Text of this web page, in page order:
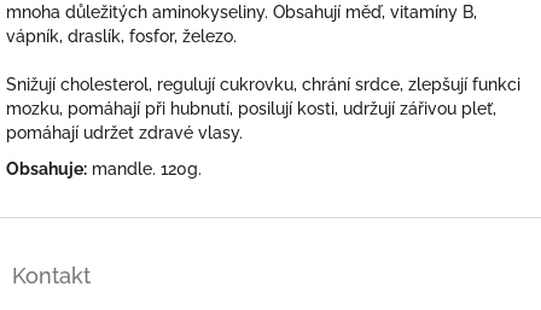
mnoha důležitých aminokyseliny. Obsahují měď, vitamíny B,
vápník, draslík, fosfor, železo.
Snižují cholesterol, regulují cukrovku, chrání srdce, zlepšují funkci
mozku, pomáhají při hubnutí, posilují kosti, udržují zářivou pleť,
pomáhají udržet zdravé vlasy.
Obsahuje: mandle. 120g.
Kontakt